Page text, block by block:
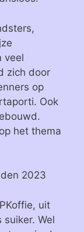
veel
zich door
op
Ook
het thema
uit
suiker. Wel